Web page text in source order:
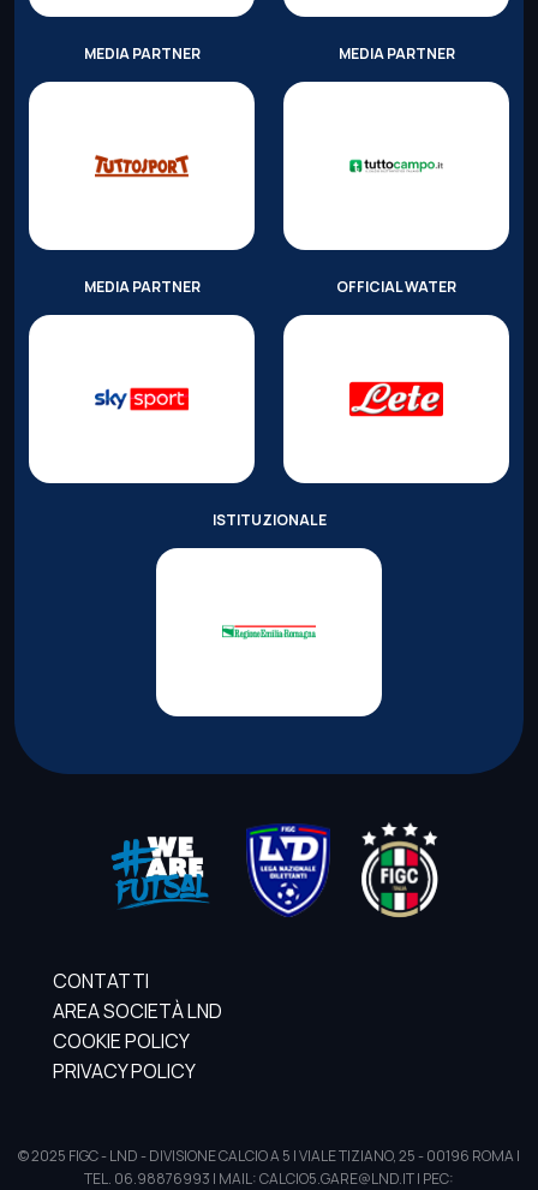
MEDIA PARTNER MEDIA PARTNER
MEDIA PARTNER OFFICIAL WATER
ISTITUZIONALE
CONTATTI
AREA SOCIETÀ LND
COOKIE POLICY
PRIVACY POLICY
© 2025 FIGC - LND - DIVISIONE CALCIO A 5 | VIALE TIZIANO, 25 - 00196 ROMA |
TEL. 06.98876993 | MAIL: CALCIO5.GARE@LND.IT | PEC: